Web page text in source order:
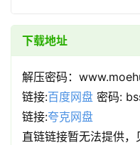
下载地址
解压密码：
链接:百度网盘 密码:
链接:夸克网盘
直链链接暂无法提供，